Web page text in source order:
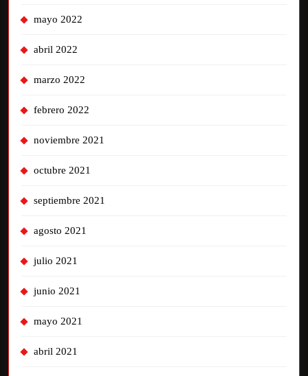
mayo 2022
abril 2022
marzo 2022
febrero 2022
noviembre 2021
octubre 2021
septiembre 2021
agosto 2021
julio 2021
junio 2021
mayo 2021
abril 2021